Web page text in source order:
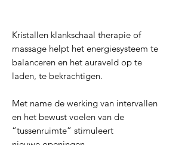
Kristallen klankschaal therapie of
massage helpt het energiesysteem te
balanceren en het auraveld op te
laden, te bekrachtigen.
Met name de werking van intervallen
en het bewust voelen van de
“tussenruimte” stimuleert